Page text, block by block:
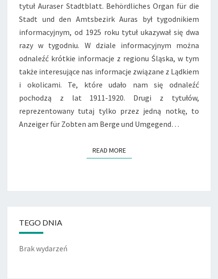
tytuł Auraser Stadtblatt. Behördliches Organ für die
Stadt und den Amtsbezirk Auras był tygodnikiem
informacyjnym, od 1925 roku tytuł ukazywał się dwa
razy w tygodniu. W dziale informacyjnym można
odnaleźć krótkie informacje z regionu Śląska, w tym
także interesujące nas informacje związane z Lądkiem
i okolicami. Te, które udało nam się odnaleźć
pochodzą z lat 1911-1920. Drugi z tytułów,
reprezentowany tutaj tylko przez jedną notkę, to
Anzeiger für Zobten am Berge und Umgegend…
READ MOREREAD MORE
TEGO DNIA
Brak wydarzeń